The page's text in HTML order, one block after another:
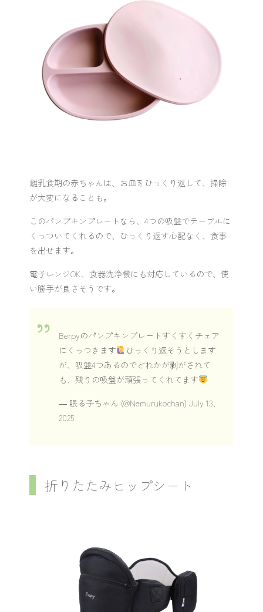
離乳食期の赤ちゃんは、お皿をひっくり返して、掃除
が大変になることも。
このパンプキンプレートなら、4つの吸盤でテーブルに
くっついてくれるので、ひっくり返す心配なく、食事
を出せます。
電子レンジOK、食器洗浄機にも対応しているので、使
い勝手が良さそうです。
Berpyのパンプキンプレートすくすくチェア
にくっつきます
ひっくり返そうとします
が、吸盤4つあるのでどれかが剥がされて
も、残りの吸盤が頑張ってくれてます
— 眠る子ちゃん (@Nemurukochan) July 13,
2025
折りたたみヒップシート